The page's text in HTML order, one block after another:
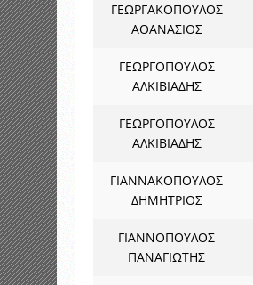
ΓΕΩΡΓΑΚΟΠΟΥΛΟΣ
ΑΘΑΝΑΣΙΟΣ
ΓΕΩΡΓΟΠΟΥΛΟΣ
ΑΛΚΙΒΙΑΔΗΣ
ΓΕΩΡΓΟΠΟΥΛΟΣ
ΑΛΚΙΒΙΑΔΗΣ
ΓΙΑΝΝΑΚΟΠΟΥΛΟΣ
ΔΗΜΗΤΡΙΟΣ
ΓΙΑΝΝΟΠΟΥΛΟΣ
ΠΑΝΑΓΙΩΤΗΣ